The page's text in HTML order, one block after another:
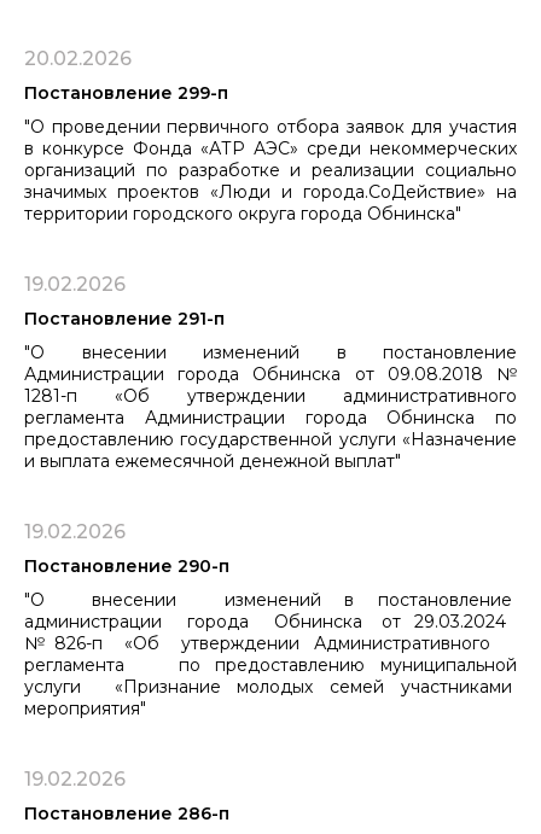
20.02.2026
Постановление 299-п
"О проведении первичного отбора заявок для участия
в конкурсе Фонда «АТР АЭС» среди некоммерческих
организаций по разработке и реализации социально
значимых проектов «Люди и города.СоДействие» на
территории городского округа города Обнинска"
19.02.2026
Постановление 291-п
"О внесении изменений в постановление
Администрации города Обнинска от 09.08.2018 №
1281-п «Об утверждении административного
регламента Администрации города Обнинска по
предоставлению государственной услуги «Назначение
и выплата ежемесячной денежной выплат"
19.02.2026
Постановление 290-п
"О внесении изменений в постановление
администрации города Обнинска от 29.03.2024
№ 826-п «Об утверждении Административного
регламента по предоставлению муниципальной
услуги «Признание молодых семей участниками
мероприятия"
19.02.2026
Постановление 286-п